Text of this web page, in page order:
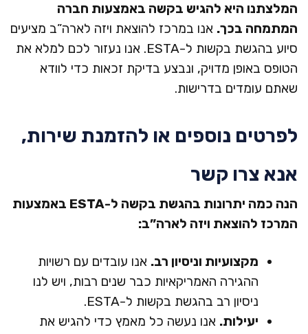
המלצתנו היא להגיש בקשה באמצעות חברה
המתמחה בכך. אנו במרכז להוצאת ויזה לארה”ב מציעים
סיוע בהגשת בקשות ל-ESTA. אנו נעזור לכם למלא את
הטופס באופן מדויק, ונבצע בדיקת זכאות כדי לוודא
שאתם עומדים בדרישות.
לפרטים נוספים או להזמנת שירות,
אנא צרו קשר
הנה כמה יתרונות בהגשת בקשה ל-ESTA באמצעות
המרכז להוצאת ויזה לארה”ב:
מקצועיות וניסיון רב. אנו עובדים עם רשויות
ההגירה האמריקאיות כבר שנים רבות, ויש לנו
ניסיון רב בהגשת בקשות ל-ESTA.
יעילות. אנו נעשה כל מאמץ כדי להגיש את